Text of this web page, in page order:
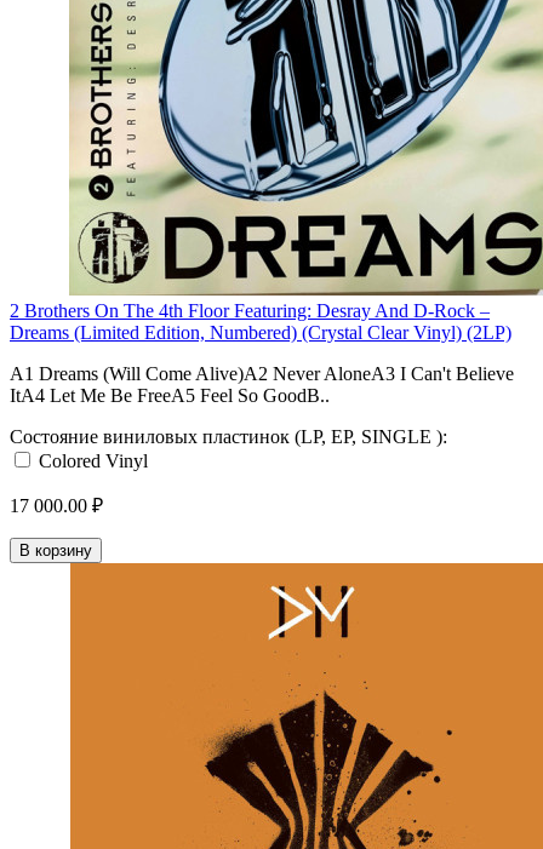
2 Brothers On The 4th Floor Featuring: Desray And D-Rock –
Dreams (Limited Edition, Numbered) (Crystal Clear Vinyl) (2LP)
A1 Dreams (Will Come Alive)A2 Never AloneA3 I Can't Believe
ItA4 Let Me Be FreeA5 Feel So GoodB..
Состояние виниловых пластинок (LP, EP, SINGLE ):
Colored Vinyl
17 000.00 ₽
В корзину